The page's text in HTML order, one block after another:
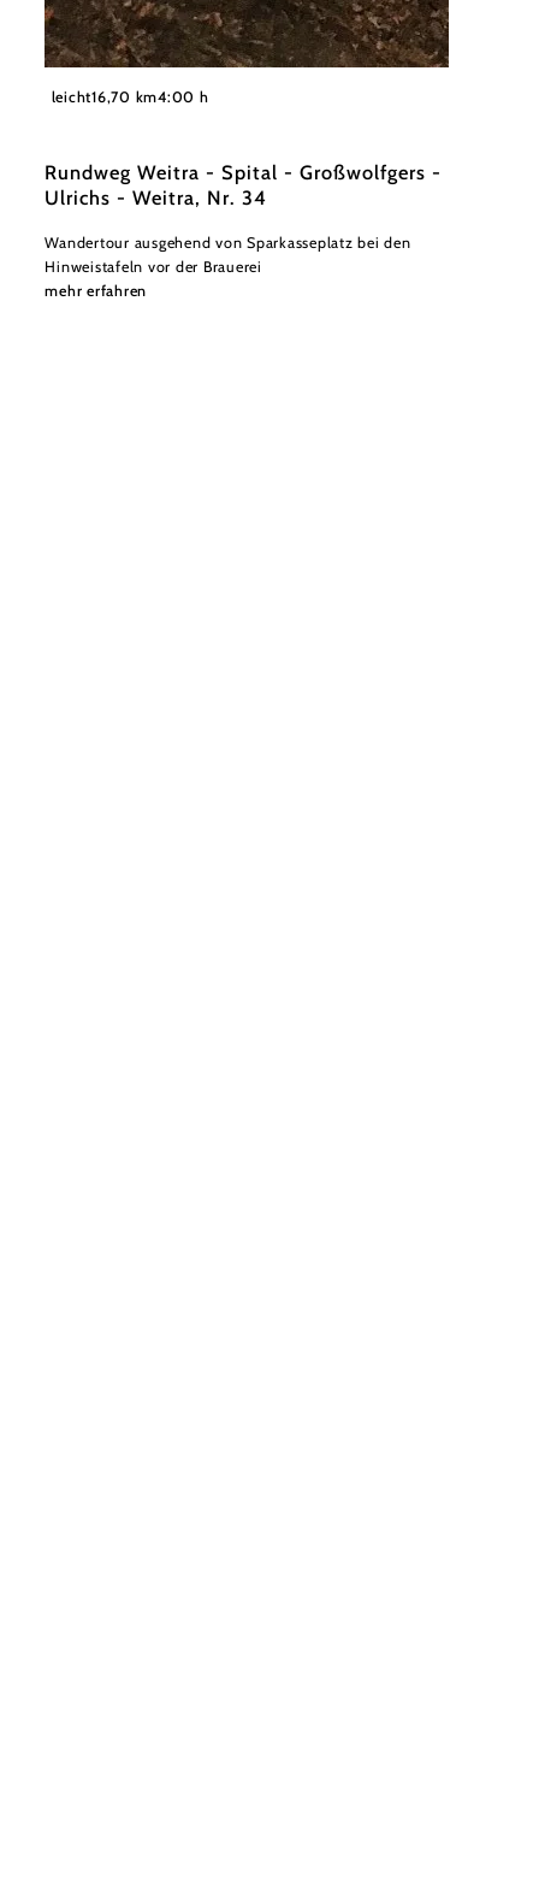
Stadtgemeinde Weitra
leicht16,70 km4:00 h
Rundweg Weitra - Spital - Großwolfgers -
Ulrichs - Weitra, Nr. 34
Wandertour ausgehend von Sparkasseplatz bei den
Hinweistafeln vor der Brauerei
mehr erfahren